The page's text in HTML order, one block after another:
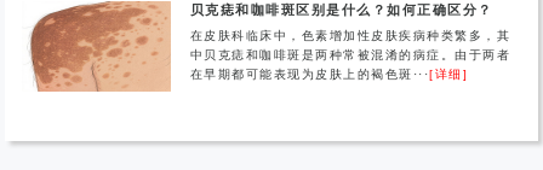
贝克痣和咖啡斑区别是什么？如何正确区分？
在皮肤科临床中，色素增加性皮肤疾病种类繁多，其
中贝克痣和咖啡斑是两种常被混淆的病症。由于两者
在早期都可能表现为皮肤上的褐色斑···[详细]